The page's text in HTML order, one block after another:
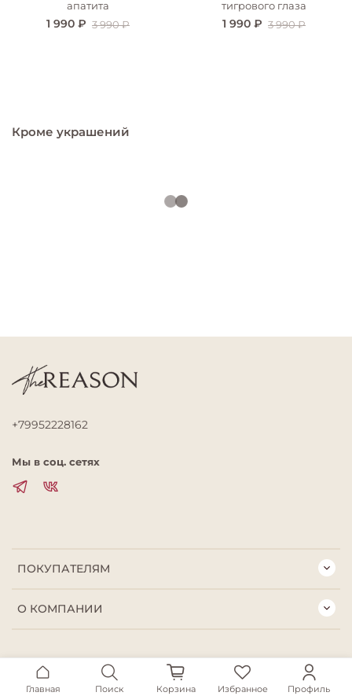
апатита
1 990 ₽ 3 990 ₽
тигрового глаза
1 990 ₽ 3 990 ₽
Кроме украшений
ПОКУПАТЕЛЯМ
О КОМПАНИИ
+79952228162
Мы в соц. сетях
Главная Поиск Корзина Избранное Профиль